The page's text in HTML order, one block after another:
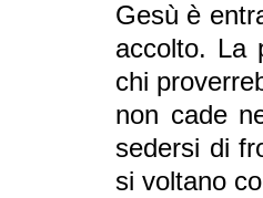
Gesù è
accolto. La
chi
non cade
sedersi di
si voltano